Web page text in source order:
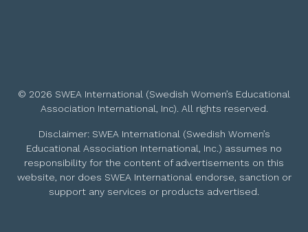
© 2026 SWEA International (Swedish Women’s Educational
Association International, Inc). All rights reserved.
Disclaimer: SWEA International (Swedish Women’s
Educational Association International, Inc.) assumes no
responsibility for the content of advertisements on this
website, nor does SWEA International endorse, sanction or
support any services or products advertised.